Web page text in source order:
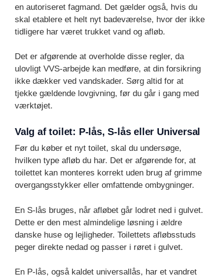
en autoriseret fagmand. Det gælder også, hvis du
skal etablere et helt nyt badeværelse, hvor der ikke
tidligere har været trukket vand og afløb.
Det er afgørende at overholde disse regler, da
ulovligt VVS-arbejde kan medføre, at din forsikring
ikke dækker ved vandskader. Sørg altid for at
tjekke gældende lovgivning, før du går i gang med
værktøjet.
Valg af toilet: P-lås, S-lås eller Universal
Før du køber et nyt toilet, skal du undersøge,
hvilken type afløb du har. Det er afgørende for, at
toilettet kan monteres korrekt uden brug af grimme
overgangsstykker eller omfattende ombygninger.
En S-lås bruges, når afløbet går lodret ned i gulvet.
Dette er den mest almindelige løsning i ældre
danske huse og lejligheder. Toilettets afløbsstuds
peger direkte nedad og passer i røret i gulvet.
En P-lås, også kaldet universallås, har et vandret